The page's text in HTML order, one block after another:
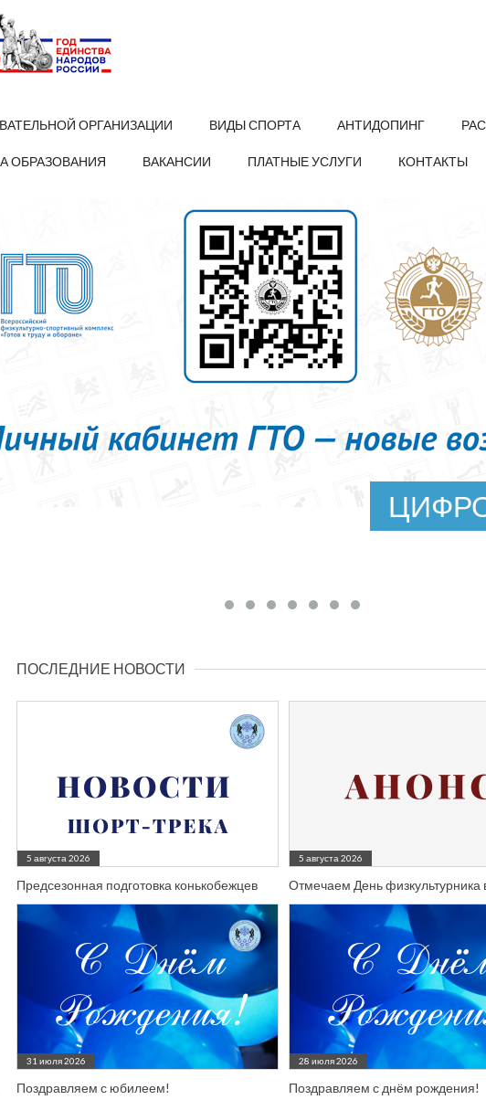
ОРГАНИЗАЦИИ ВИДЫ СПОРТА АНТИДОПИНГ
ОБРАЗОВАНИЯ ВАКАНСИИ ПЛАТНЫЕ УСЛУГИ КОНТАКТЫ
ПОСЛЕДНИЕ НОВОСТИ
5 августа 2026
Предсезонная подготовка конькобежцев
5 августа 2026
Отмечаем День физкультурника
31 июля 2026
Поздравляем с юбилеем!
28 июля 2026
Поздравляем с днём рождения!